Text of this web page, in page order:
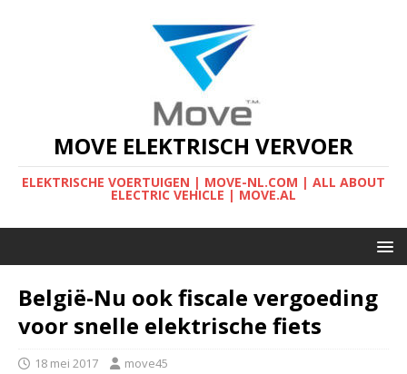
MOVE ELEKTRISCH VERVOER
ELEKTRISCHE VOERTUIGEN | MOVE-NL.COM | ALL ABOUT
ELECTRIC VEHICLE | MOVE.AL
België-Nu ook fiscale vergoeding
voor snelle elektrische fiets
18 mei 2017 move45